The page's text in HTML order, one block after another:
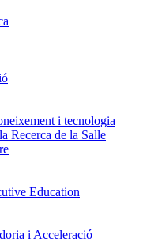
i tecnologia
Recerca de la Salle
Education
i Acceleració